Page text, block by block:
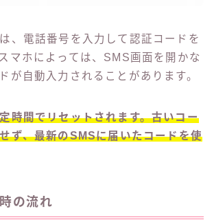
、電話番号を入力して認証コードを
マホによっては、SMS画面を開かな
が自動入力されることがあります。
時間でリセットされます。古いコー
ず、最新のSMSに届いたコードを使
の流れ